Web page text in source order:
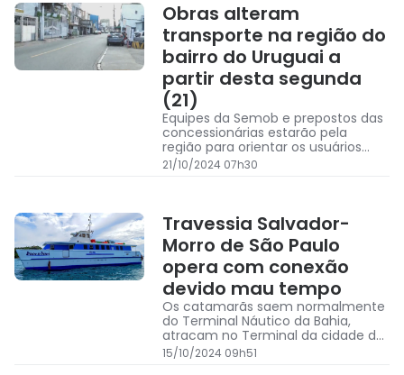
Obras alteram
transporte na região do
bairro do Uruguai a
partir desta segunda
(21)
Equipes da Semob e prepostos das
concessionárias estarão pela
região para orientar os usuários
sobre as alterações
21/10/2024 07h30
Travessia Salvador-
Morro de São Paulo
opera com conexão
devido mau tempo
Os catamarãs saem normalmente
do Terminal Náutico da Bahia,
atracam no Terminal da cidade de
Itaparica, de onde os passageiros
seguem em ônibus até Valença, e
15/10/2024 09h51